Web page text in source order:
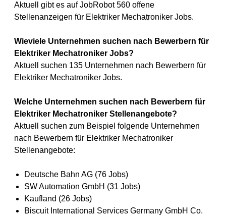
Aktuell gibt es auf JobRobot 560 offene
Stellenanzeigen für Elektriker Mechatroniker Jobs.
Wieviele Unternehmen suchen nach Bewerbern für
Elektriker Mechatroniker Jobs?
Aktuell suchen 135 Unternehmen nach Bewerbern für
Elektriker Mechatroniker Jobs.
Welche Unternehmen suchen nach Bewerbern für
Elektriker Mechatroniker Stellenangebote?
Aktuell suchen zum Beispiel folgende Unternehmen
nach Bewerbern für Elektriker Mechatroniker
Stellenangebote:
Deutsche Bahn AG (76 Jobs)
SW Automation GmbH (31 Jobs)
Kaufland (26 Jobs)
Biscuit International Services Germany GmbH Co.